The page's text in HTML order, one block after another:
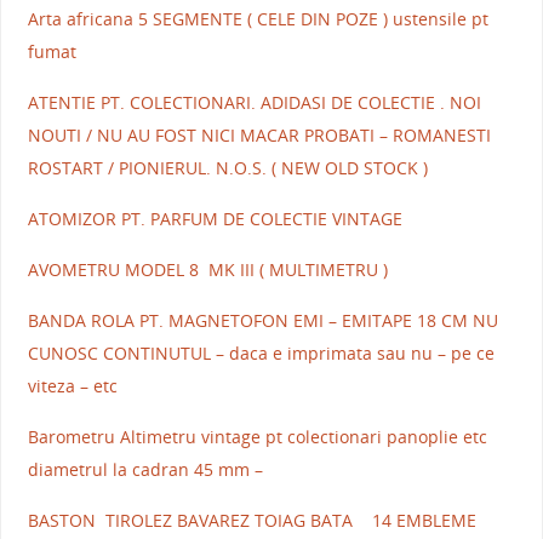
Arta africana 5 SEGMENTE ( CELE DIN POZE ) ustensile pt
fumat
ATENTIE PT. COLECTIONARI. ADIDASI DE COLECTIE . NOI
NOUTI / NU AU FOST NICI MACAR PROBATI – ROMANESTI
ROSTART / PIONIERUL. N.O.S. ( NEW OLD STOCK )
ATOMIZOR PT. PARFUM DE COLECTIE VINTAGE
AVOMETRU MODEL 8 MK III ( MULTIMETRU )
BANDA ROLA PT. MAGNETOFON EMI – EMITAPE 18 CM NU
CUNOSC CONTINUTUL – daca e imprimata sau nu – pe ce
viteza – etc
Barometru Altimetru vintage pt colectionari panoplie etc
diametrul la cadran 45 mm –
BASTON TIROLEZ BAVAREZ TOIAG BATA 14 EMBLEME